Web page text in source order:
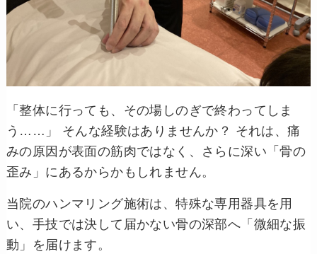
「整体に行っても、その場しのぎで終わってしま
う……」 そんな経験はありませんか？ それは、痛
みの原因が表面の筋肉ではなく、さらに深い「骨の
歪み」にあるからかもしれません。
当院のハンマリング施術は、特殊な専用器具を用
い、手技では決して届かない骨の深部へ「微細な振
動」を届けます。